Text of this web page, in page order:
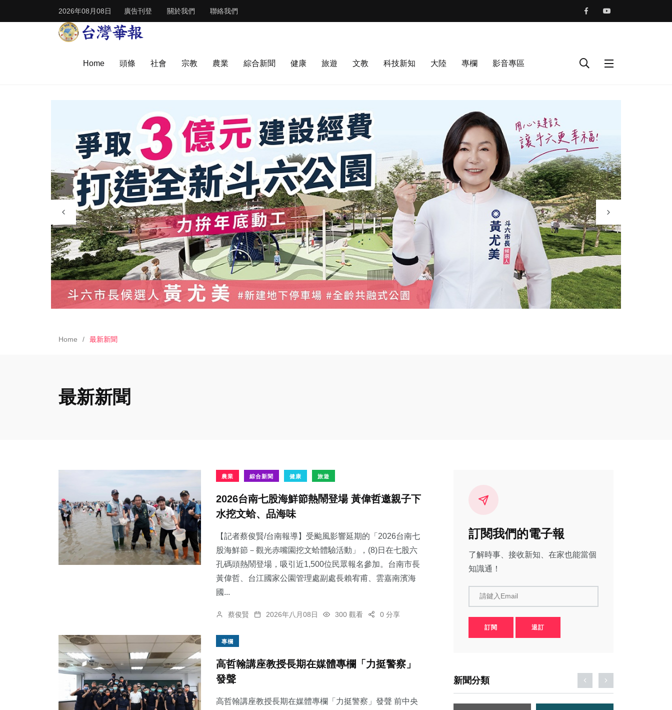
2026年08月08日 廣告刊登 關於我們 聯絡我們
Home 頭條 社會 宗教 農業 綜合新聞 健康 旅遊 文教 科技新知 大陸 專欄 影音專區
Home 最新新聞
最新新聞
農業 綜合新聞 健康 旅遊
2026台南七股海鮮節熱鬧登場 黃偉哲邀親子下
水挖文蛤、品海味
【記者蔡俊賢/台南報導】受颱風影響延期的「2026台南七
股海鮮節－觀光赤嘴園挖文蛤體驗活動」，(8)日在七股六
孔碼頭熱鬧登場，吸引近1,500位民眾報名參加。台南市長
黃偉哲、台江國家公園管理處副處長賴宥甫、雲嘉南濱海
國...
蔡俊賢 2026年八月08日 300 觀看 0 分享
專欄
高哲翰講座教授長期在媒體專欄「力挺警察」
發聲
高哲翰講座教授長期在媒體專欄「力挺警察」發聲 前中央
訂閱我們的電子報
了解時事、接收新知、在家也能當個
知識通！
請鍵入Email
訂閱 退訂
新聞分類